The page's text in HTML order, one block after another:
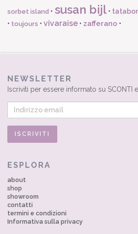
sorbet island • susan bijl•
• toujours • vivaraise • zafferano •
NEWSLETTER
Iscriviti per essere informato su SCONTI
ESPLORA
about
shop
showroom
contatti
termini e condizioni
Informativa sulla privacy